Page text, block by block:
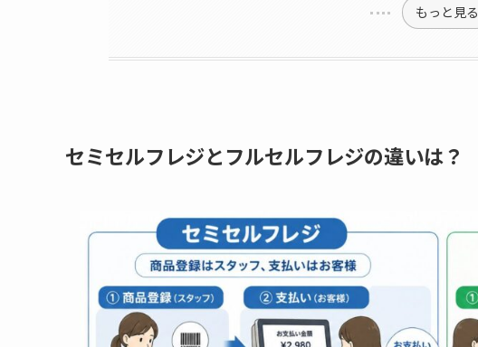
もっと見る
セミセルフレジとフルセルフレジの違いは？